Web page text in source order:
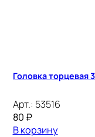
Головка торцевая
Арт.: 53516
80 ₽
В корзину